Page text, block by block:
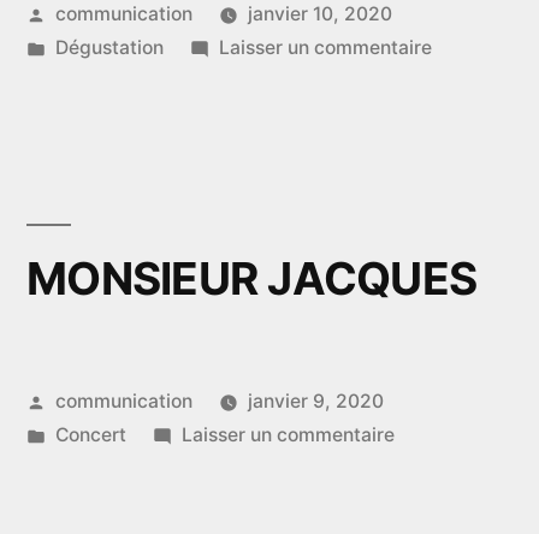
Publié
par
communication
janvier 10, 2020
Publié
Dégustation Laisser un commentairesur
MONSIEUR JACQUES
Publié
par
communication
janvier 9, 2020
Publié
Concert Laisser un commentairesur